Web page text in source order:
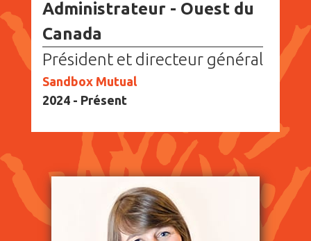
Administrateur - Ouest du
Canada
Président et directeur général
Sandbox Mutual
2024 - Présent